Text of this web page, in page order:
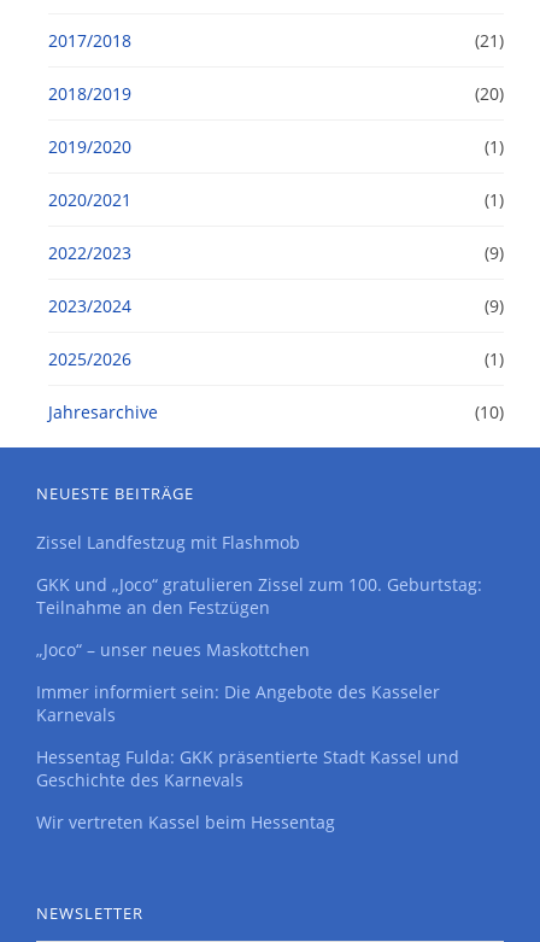
2017/2018 (21)
2018/2019 (20)
2019/2020 (1)
2020/2021 (1)
2022/2023 (9)
2023/2024 (9)
2025/2026 (1)
Jahresarchive (10)
NEUESTE BEITRÄGE
Zissel Landfestzug mit Flashmob
GKK und „Joco“ gratulieren Zissel zum 100. Geburtstag:
Teilnahme an den Festzügen
„Joco“ – unser neues Maskottchen
Immer informiert sein: Die Angebote des Kasseler
Karnevals
Hessentag Fulda: GKK präsentierte Stadt Kassel und
Geschichte des Karnevals
Wir vertreten Kassel beim Hessentag
NEWSLETTER